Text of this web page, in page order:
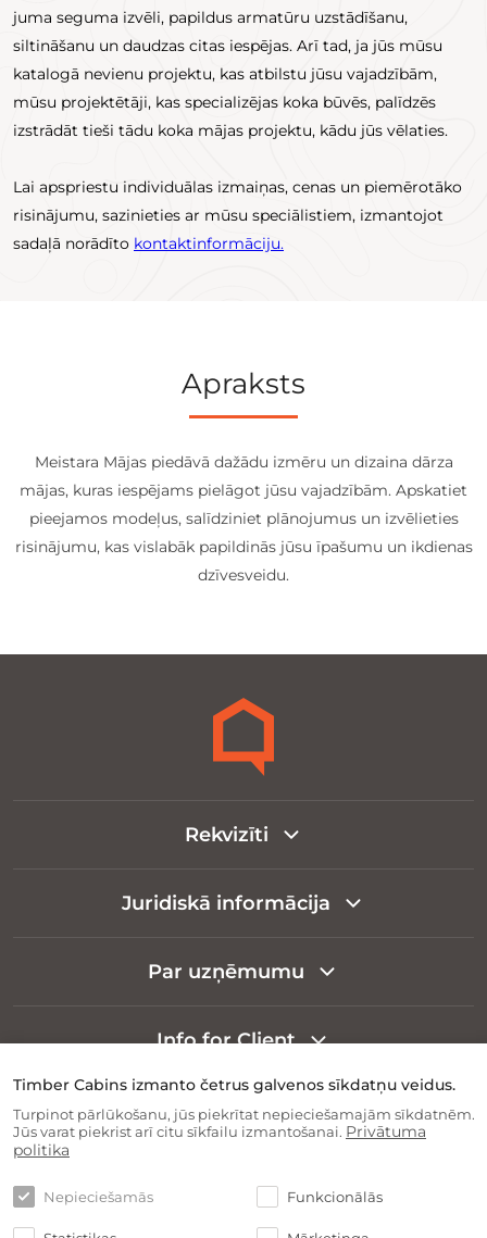
juma seguma izvēli, papildus armatūru uzstādīšanu,
siltināšanu un daudzas citas iespējas. Arī tad, ja jūs mūsu
katalogā nevienu projektu, kas atbilstu jūsu vajadzībām,
mūsu projektētāji, kas specializējas koka būvēs, palīdzēs
izstrādāt tieši tādu koka mājas projektu, kādu jūs vēlaties.
Lai apspriestu individuālas izmaiņas, cenas un piemērotāko
risinājumu, sazinieties ar mūsu speciālistiem, izmantojot
sadaļā norādīto kontaktinformāciju.
Apraksts
Meistara Mājas piedāvā dažādu izmēru un dizaina dārza
mājas, kuras iespējams pielāgot jūsu vajadzībām. Apskatiet
pieejamos modeļus, salīdziniet plānojumus un izvēlieties
risinājumu, kas vislabāk papildinās jūsu īpašumu un ikdienas
dzīvesveidu.
Rekvizīti
Juridiskā informācija
Par uzņēmumu
Info for Client
Timber Cabins izmanto četrus galvenos sīkdatņu veidus.
Turpinot pārlūkošanu, jūs piekrītat nepieciešamajām sīkdatnēm.
Jūs varat piekrist arī citu sīkfailu izmantošanai. Privātuma
politika
Nepieciešamās Funkcionālās